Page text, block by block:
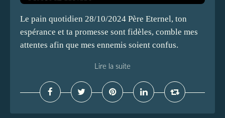
Le pain quotidien 28/10/2024 Père Eternel, ton
espérance et ta promesse sont fidèles, comble mes
attentes afin que mes ennemis soient confus.
Lire la suite